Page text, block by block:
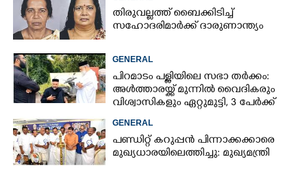
തിരുവല്ലത്ത് ബൈക്കിടിച്ച്
സഹോദരിമാർക്ക് ദാരുണാന്ത്യം
GENERAL
പിറമാടം പള്ളിയിലെ സഭാ തർക്കം:
അൾത്താരയ്ക്ക് മുന്നിൽ വൈദികരും
വിശ്വാസികളും ഏറ്റുമുട്ടി, 3 പേർക്ക്
പരിക്ക്
GENERAL
പണ്ഡിറ്റ് കറുപ്പൻ പിന്നാക്കക്കാരെ
മുഖ്യധാരയിലെത്തിച്ചു: മുഖ്യമന്ത്രി